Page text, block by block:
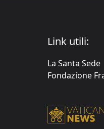
Link utili:
La Santa Sede
Fondazione